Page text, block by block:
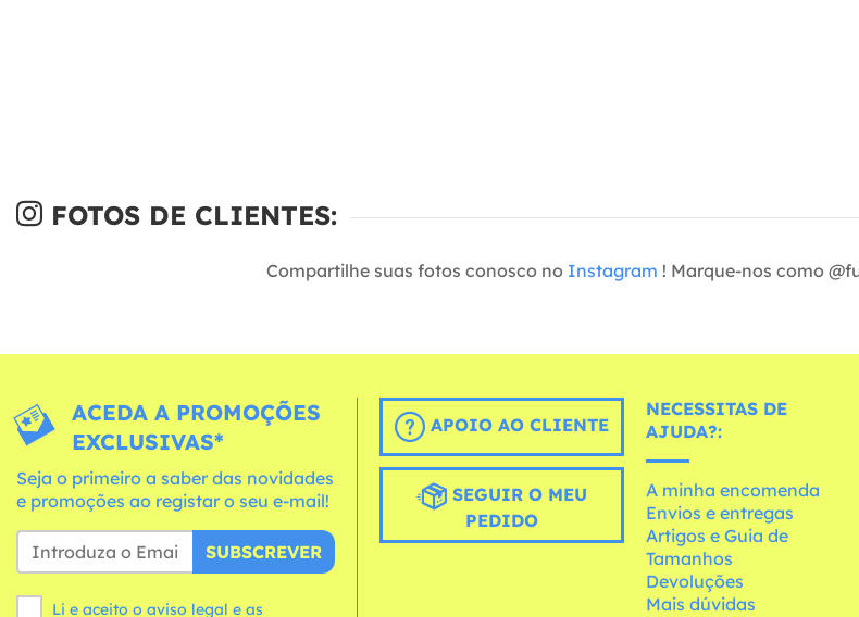
FOTOS DE CLIENTES:
Compartilhe suas fotos conosco no Instagram ! Marque-nos como
ACEDA A PROMOÇÕES
EXCLUSIVAS*
Seja o primeiro a saber das novidades
e promoções ao registar o seu e-mail!
SUBSCREVER
Li e aceito o aviso legal e as
APOIO AO CLIENTE
SEGUIR O MEU
PEDIDO
NECESSITAS DE
AJUDA?:
A minha encomenda
Envios e entregas
Artigos e Guia de
Tamanhos
Devoluções
Mais dúvidas